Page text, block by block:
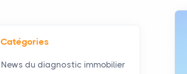
Catégories
News du diagnostic immobilier